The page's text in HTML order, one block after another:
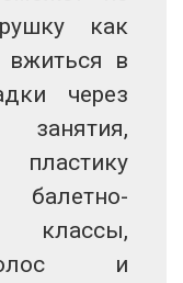
как
вжиться в
через
и